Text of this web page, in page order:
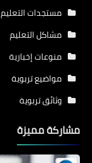
مستجدات التعليم
مشاكل التعليم
منوعات إخبارية
مواضيع تربوية
وثائق تربوية
مشاركة مميزة